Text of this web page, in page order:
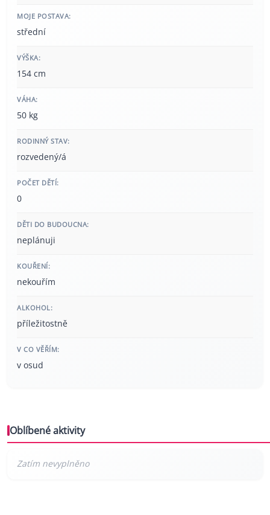
MOJE POSTAVA:
střední
VÝŠKA:
154 cm
VÁHA:
50 kg
RODINNÝ STAV:
rozvedený/á
POČET DĚTÍ:
0
DĚTI DO BUDOUCNA:
neplánuji
KOUŘENÍ:
nekouřím
ALKOHOL:
příležitostně
V CO VĚŘÍM:
v osud
Oblíbené aktivity